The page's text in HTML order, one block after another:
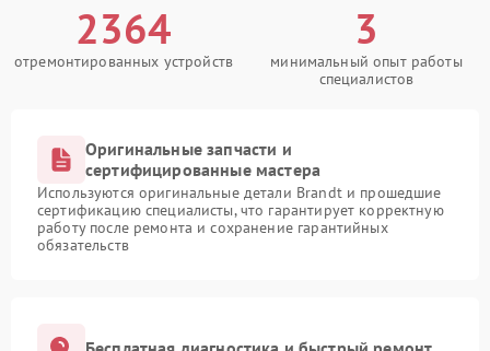
2364
отремонтированных устройств
3
минимальный опыт работы
специалистов
Оригинальные запчасти и
сертифицированные мастера
Используются оригинальные детали Brandt и прошедшие
сертификацию специалисты, что гарантирует корректную
работу после ремонта и сохранение гарантийных
обязательств